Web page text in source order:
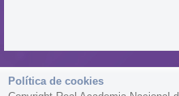
Política de cookies